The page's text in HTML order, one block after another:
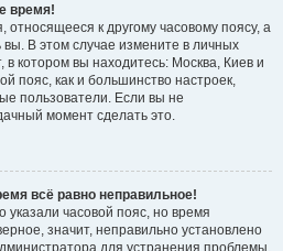
время!
к другому часовому поясу, а
вы. В этом случае измените в личных
в котором вы находитесь: Москва, Киев и
пояс, как и большинство настроек,
пользователи. Если вы не
момент сделать это.
всё равно неправильное!
указали часовой пояс, но время
значит, неправильно установлено